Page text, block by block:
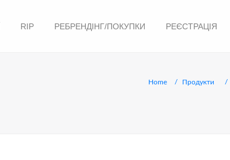
RIP РЕБРЕНДІНГ/ПОКУПКИ РЕЄСТРАЦІЯ
Home Продукти